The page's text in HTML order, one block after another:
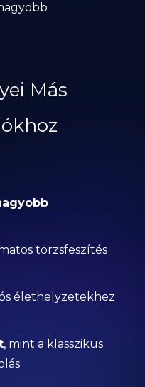
Más
törzsfeszítés
élethelyzetekhez
, mint a klasszikus